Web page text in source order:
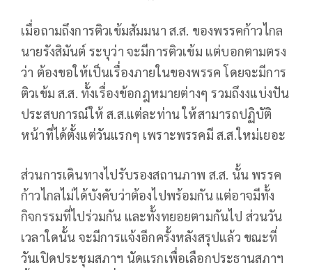
เมื่อถามถึงการติวเข้มสัมมนา ส.ส. ของพรรคก้าวไกล
นายรังสิมันต์ ระบุว่า จะมีการติวเข้ม แต่บอกตามตรง
ว่า ต้องขอให้เป็นเรื่องภายในของพรรค โดยจะมีการ
ติวเข้ม ส.ส. ทั้งเรื่องข้อกฎหมายต่างๆ รวมถึงงแบ่งปัน
ประสบการณ์ให้ ส.ส.แต่ละท่าน ให้สามารถปฏิบัติ
หน้าที่ได้ตั้งแต่วันแรกๆ เพราะพรรคมี ส.ส.ใหม่เยอะ
ส่วนการเดินทางไปรับรองสถานภาพ ส.ส. นั้น พรรค
ก้าวไกลไม่ได้บังคับว่าต้องไปพร้อมกัน แต่อาจมีทั้ง
กิจกรรมที่ไปร่วมกัน และทั้งทยอยตามกันไป ส่วนวัน
เวลาใดนั้น จะมีการแจ้งอีกครั้งหลังสรุปแล้ว ขณะที่
วันเปิดประชุมสภาฯ นัดแรกเพื่อเลือกประธานสภาฯ